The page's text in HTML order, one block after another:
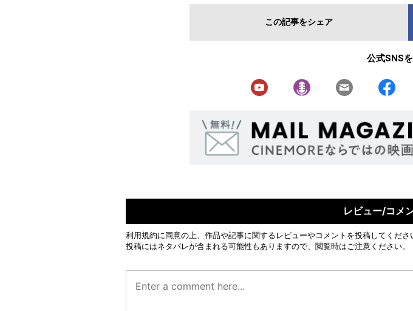
この記事をシェア
公式SNS
レビュー/コメ
利用規約に同意の上、作品や記事に関するレビューやコメントを投稿してくださ
投稿にはネタバレが含まれる可能性もありますので、閲覧時はご注意ください。